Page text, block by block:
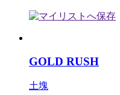
GOLD RUSH
土塊